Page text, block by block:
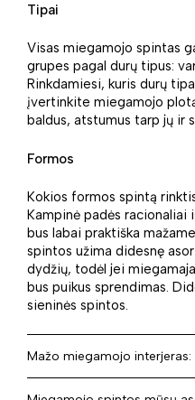
Tipai
Visas miegamojo spintas
grupes pagal durų tipus:
Rinkdamiesi, kuris durų
įvertinkite miegamojo
baldus, atstumus tarp jų ir
Formos
Kokios formos spintą
Kampinė padės racionaliai
bus labai praktiška
spintos užima didesnę
dydžių, todėl jei
bus puikus sprendimas.
sieninės spintos.
Mažo miegamojo interjeras: